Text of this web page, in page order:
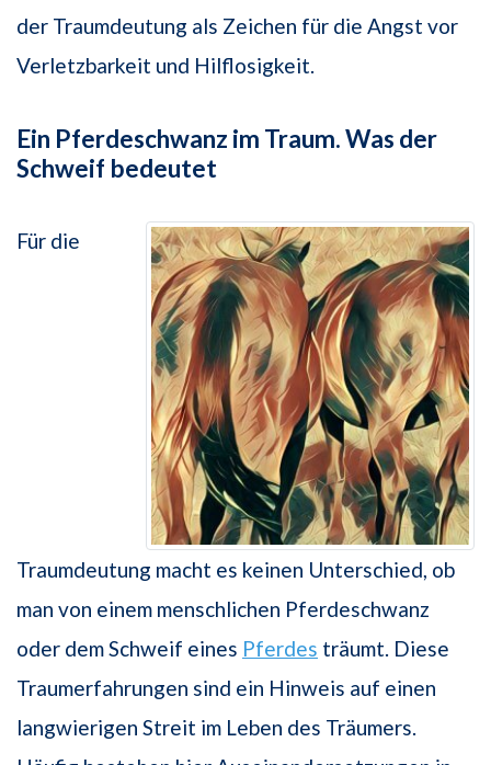
der Traumdeutung als Zeichen für die Angst vor
Verletzbarkeit und Hilflosigkeit.
Ein Pferdeschwanz im Traum. Was der
Schweif bedeutet
Für die
Traumdeutung macht es keinen Unterschied, ob
man von einem menschlichen Pferdeschwanz
oder dem Schweif eines Pferdes träumt. Diese
Traumerfahrungen sind ein Hinweis auf einen
langwierigen Streit im Leben des Träumers.